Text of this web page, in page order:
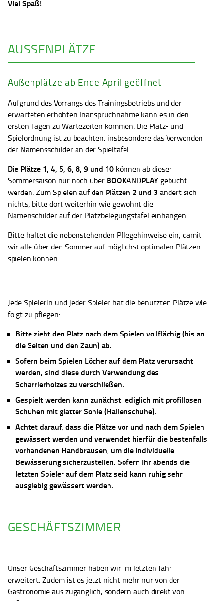
Viel Spaß!
AUSSENPLÄTZE
Außenplätze ab Ende April geöffnet
Aufgrund des Vorrangs des Trainingsbetriebs und der
erwarteten erhöhten Inanspruchnahme kann es in den
ersten Tagen zu Wartezeiten kommen. Die Platz- und
Spielordnung ist zu beachten, insbesondere das Verwenden
der Namensschilder an der Spieltafel.
Die Plätze 1, 4, 5, 6, 8, 9 und 10 können ab dieser
Sommersaison nur noch über BOOKANDPLAY gebucht
werden. Zum Spielen auf den Plätzen 2 und 3 ändert sich
nichts; bitte dort weiterhin wie gewohnt die
Namenschilder auf der Platzbelegungstafel einhängen.
Bitte haltet die nebenstehenden Pflegehinweise ein, damit
wir alle über den Sommer auf möglichst optimalen Plätzen
spielen können.
Jede Spielerin und jeder Spieler hat die benutzten Plätze wie
folgt zu pflegen:
Bitte zieht den Platz nach dem Spielen vollflächig (bis an
die Seiten und den Zaun) ab.
Sofern beim Spielen Löcher auf dem Platz verursacht
werden, sind diese durch Verwendung des
Scharrierholzes zu verschließen.
Gespielt werden kann zunächst lediglich mit profillosen
Schuhen mit glatter Sohle (Hallenschuhe).
Achtet darauf, dass die Plätze vor und nach dem Spielen
gewässert werden und verwendet hierfür die bestenfalls
vorhandenen Handbrausen, um die individuelle
Bewässerung sicherzustellen. Sofern Ihr abends die
letzten Spieler auf dem Platz seid kann ruhig sehr
ausgiebig gewässert werden.
GESCHÄFTSZIMMER
Unser Geschäftszimmer haben wir im letzten Jahr
erweitert. Zudem ist es jetzt nicht mehr nur von der
Gastronomie aus zugänglich, sondern auch direkt von